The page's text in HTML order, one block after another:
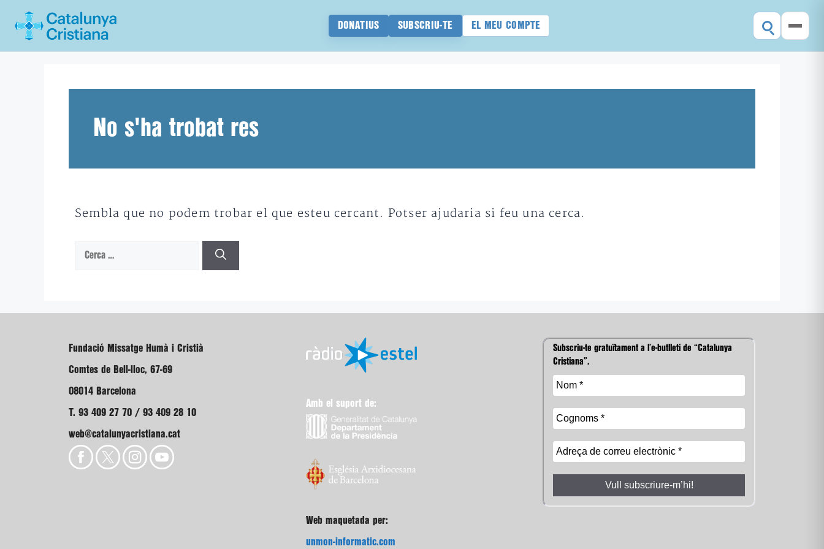
DONATIUS SUBSCRIU-TE EL MEU COMPTE
No s'ha trobat res
Sembla que no podem trobar el que esteu cercant. Potser ajudaria si feu una cerca.
Cerca:
Fundació Missatge Humà i Cristià
Comtes de Bell-lloc, 67-69
08014 Barcelona
T. 93 409 27 70 / 93 409 28 10
web@catalunyacristiana.cat
Amb el suport de:
Web maquetada per:
unmon-informatic.com
Subscriu-te gratuïtament a l’e-butlletí de “Catalunya
Cristiana”.